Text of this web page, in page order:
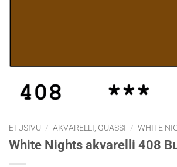
ETUSIVU / AKVARELLI, GUASSI / WHITE
White Nights akvarelli 408